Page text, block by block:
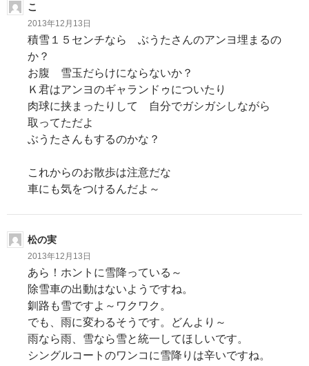
こ
2013年12月13日
積雪１５センチなら ぶうたさんのアンヨ埋まるの
か？
お腹 雪玉だらけにならないか？
Ｋ君はアンヨのギャランドゥについたり
肉球に挟まったりして 自分でガシガシしながら
取ってただよ
ぶうたさんもするのかな？
これからのお散歩は注意だな
車にも気をつけるんだよ～
松の実
2013年12月13日
あら！ホントに雪降っている～
除雪車の出動はないようですね。
釧路も雪ですよ～ワクワク。
でも、雨に変わるそうです。どんより～
雨なら雨、雪なら雪と統一してほしいです。
シングルコートのワンコに雪降りは辛いですね。